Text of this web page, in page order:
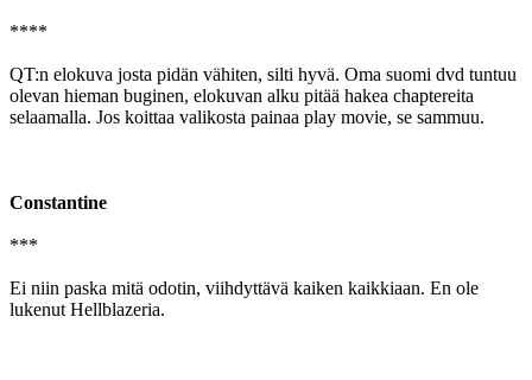
****
QT:n elokuva josta pidän vähiten, silti hyvä. Oma suomi dvd tuntuu
olevan hieman buginen, elokuvan alku pitää hakea chaptereita
selaamalla. Jos koittaa valikosta painaa play movie, se sammuu.
Constantine
***
Ei niin paska mitä odotin, viihdyttävä kaiken kaikkiaan. En ole
lukenut Hellblazeria.